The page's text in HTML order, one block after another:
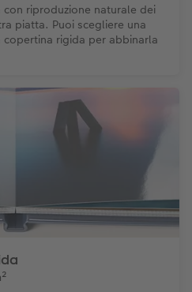
riproduzione naturale dei
piatta. Puoi scegliere una
rigida per abbinarla